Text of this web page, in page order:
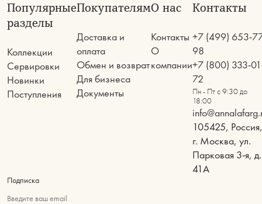
Популярные
разделы
Коллекции
Сервировки
Новинки
Поступления
Покупателям
Доставка и
оплата
Обмен и возврат
Для бизнеса
Документы
О нас
Контакты
О
компании
Контакты
+7 (499) 653-
98
+7 (800) 333-
72
Пн - Пт с 9:30 до
18:00
105425, Россия,
г. Москва, ул.
Парковая 3-я, д.
41А
Подписка
Введите ваш email